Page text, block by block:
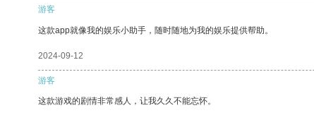
游客
这款app就像我的娱乐小助手，随时随地为我的娱乐提供帮助。
2024-09-12
游客
这款游戏的剧情非常感人，让我久久不能忘怀。